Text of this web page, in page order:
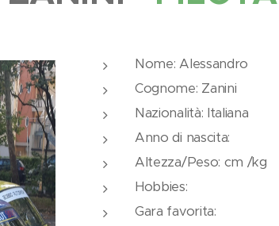
Nome: Alessandro
Cognome: Zanini
Nazionalità: Italiana
Anno di nascita:
Altezza/Peso: cm /kg
Hobbies:
Gara favorita: